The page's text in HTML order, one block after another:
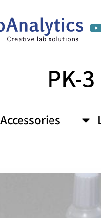
PK-
Accessories